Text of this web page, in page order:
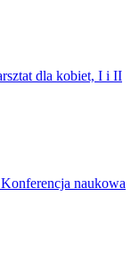
dla kobiet, I i II
naukowa